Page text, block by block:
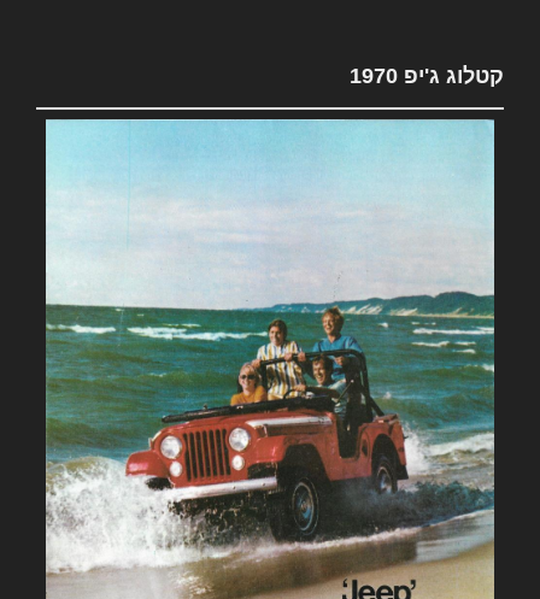
קטלוג ג'יפ 1970